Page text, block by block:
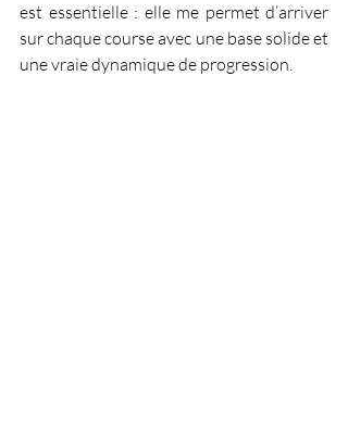
est essentielle : elle me permet d’arriver
sur chaque course avec une base solide et
une vraie dynamique de progression.